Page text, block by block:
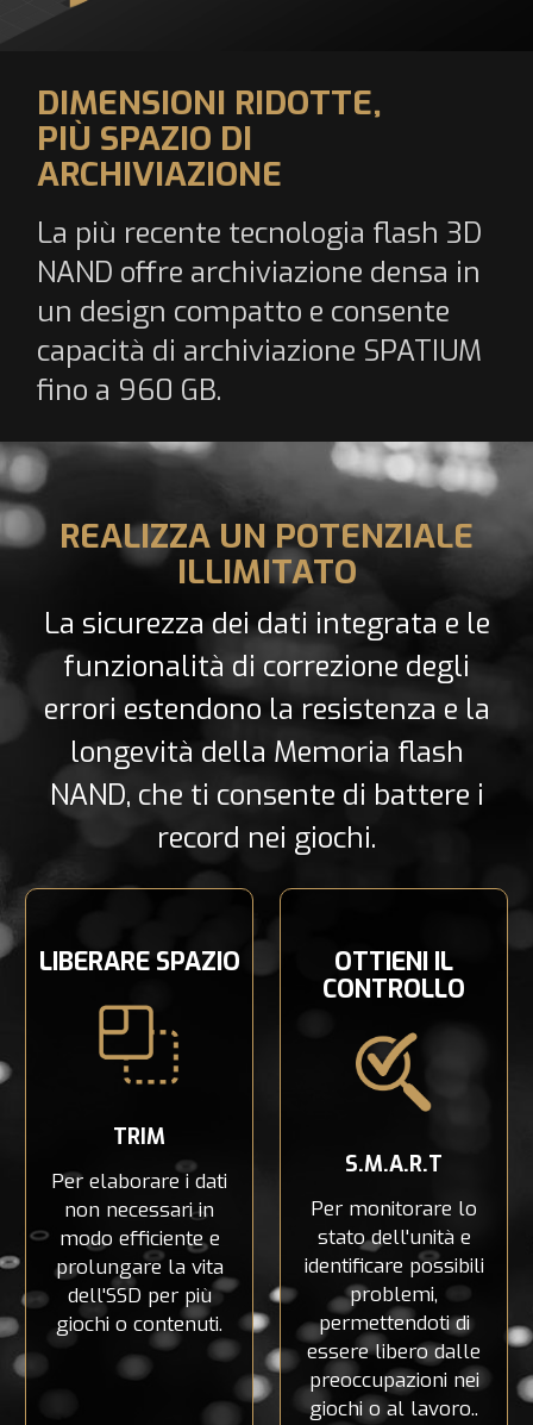
DIMENSIONI RIDOTTE,
PIÙ SPAZIO DI
ARCHIVIAZIONE
La più recente tecnologia flash 3D
NAND offre archiviazione densa in
un design compatto e consente
capacità di archiviazione SPATIUM
fino a 960 GB.
REALIZZA UN POTENZIALE
ILLIMITATO
La sicurezza dei dati integrata e le
funzionalità di correzione degli
errori estendono la resistenza e la
longevità della Memoria flash
NAND, che ti consente di battere i
record nei giochi.
LIBERARE SPAZIO
TRIM
Per elaborare i dati
non necessari in
modo efficiente e
prolungare la vita
dell'SSD per più
giochi o contenuti.
OTTIENI IL
CONTROLLO
S.M.A.R.T
Per monitorare lo
stato dell'unità e
identificare possibili
problemi,
permettendoti di
essere libero dalle
preoccupazioni nei
giochi o al lavoro..